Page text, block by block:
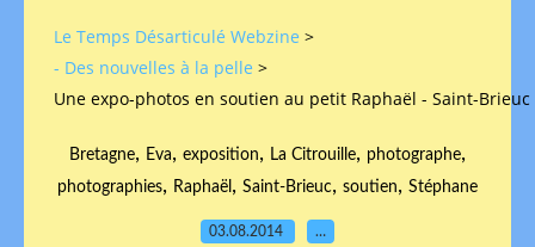
Le Temps Désarticulé Webzine >
- Des nouvelles à la pelle >
Une expo-photos en soutien au petit Raphaël - Saint-Brieuc
Bretagne, Eva, exposition, La Citrouille, photographe,
photographies, Raphaël , Saint-Brieuc, soutien, Stéphane
03.08.2014 …